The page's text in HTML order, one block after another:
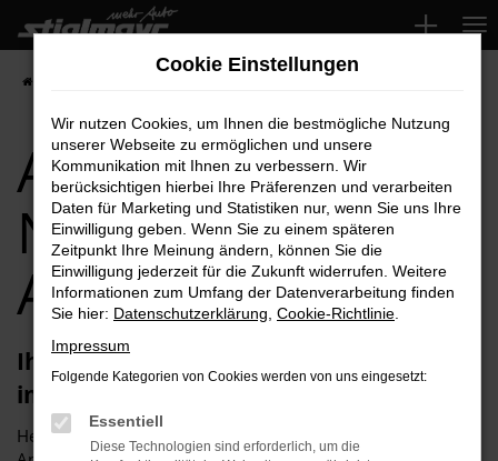
Zum
Hauptinhalt
springen
Audi A5 für
Neuburg Top-
Angebote
Ihren Audi A5 für Neuburg erhalten Sie
im Autohaus Stiglmayr
Herzlich willkommen bei Autohaus Stiglmayr – Ihre erste
Cookie Einstellungen
Wir nutzen Cookies, um Ihnen die bestmögliche Nutzung
unserer Webseite zu ermöglichen und unsere
Kommunikation mit Ihnen zu verbessern. Wir
berücksichtigen hierbei Ihre Präferenzen und verarbeiten
Daten für Marketing und Statistiken nur, wenn Sie uns Ihre
Einwilligung geben. Wenn Sie zu einem späteren
Zeitpunkt Ihre Meinung ändern, können Sie die
Einwilligung jederzeit für die Zukunft widerrufen. Weitere
Informationen zum Umfang der Datenverarbeitung finden
Sie hier: Datenschutzerklärung Cookie-Richtlinie
Impressum
Folgende Kategorien von Cookies werden von uns eingesetzt:
Essentiell
Diese Technologien sind erforderlich, um die